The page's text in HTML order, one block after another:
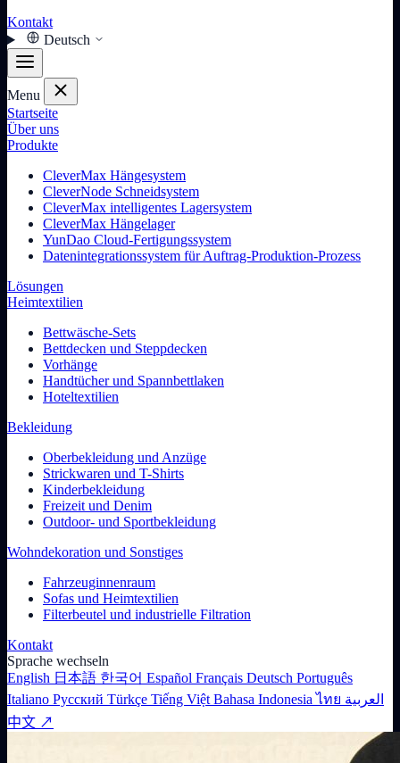
Kontakt
Deutsch
Menu
Startseite
Über uns
Produkte
CleverMax Hängesystem
CleverNode Schneidsystem
CleverMax intelligentes Lagersystem
CleverMax Hängelager
YunDao Cloud-Fertigungssystem
Datenintegrationssystem für Auftrag-Produktion-Prozess
Lösungen
Heimtextilien
Bettwäsche-Sets
Bettdecken und Steppdecken
Vorhänge
Handtücher und Spannbettlaken
Hoteltextilien
Bekleidung
Oberbekleidung und Anzüge
Strickwaren und T-Shirts
Kinderbekleidung
Freizeit und Denim
Outdoor- und Sportbekleidung
Wohndekoration und Sonstiges
Fahrzeuginnenraum
Sofas und Heimtextilien
Filterbeutel und industrielle Filtration
Kontakt
Sprache wechseln
English 日本語 한국어 Español Français Deutsch Português
Italiano Русский Türkçe Tiếng Việt Bahasa Indonesiaไทย العربية
中文 ↗